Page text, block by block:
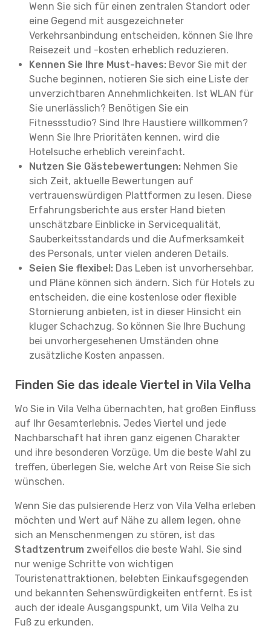
Wenn Sie sich für einen zentralen Standort oder
eine Gegend mit ausgezeichneter
Verkehrsanbindung entscheiden, können Sie Ihre
Reisezeit und -kosten erheblich reduzieren.
Kennen Sie Ihre Must-haves: Bevor Sie mit der
Suche beginnen, notieren Sie sich eine Liste der
unverzichtbaren Annehmlichkeiten. Ist WLAN für
Sie unerlässlich? Benötigen Sie ein
Fitnessstudio? Sind Ihre Haustiere willkommen?
Wenn Sie Ihre Prioritäten kennen, wird die
Hotelsuche erheblich vereinfacht.
Nutzen Sie Gästebewertungen: Nehmen Sie
sich Zeit, aktuelle Bewertungen auf
vertrauenswürdigen Plattformen zu lesen. Diese
Erfahrungsberichte aus erster Hand bieten
unschätzbare Einblicke in Servicequalität,
Sauberkeitsstandards und die Aufmerksamkeit
des Personals, unter vielen anderen Details.
Seien Sie flexibel: Das Leben ist unvorhersehbar,
und Pläne können sich ändern. Sich für Hotels zu
entscheiden, die eine kostenlose oder flexible
Stornierung anbieten, ist in dieser Hinsicht ein
kluger Schachzug. So können Sie Ihre Buchung
bei unvorhergesehenen Umständen ohne
zusätzliche Kosten anpassen.
Finden Sie das ideale Viertel in Vila Velha
Wo Sie in Vila Velha übernachten, hat großen Einfluss
auf Ihr Gesamterlebnis. Jedes Viertel und jede
Nachbarschaft hat ihren ganz eigenen Charakter
und ihre besonderen Vorzüge. Um die beste Wahl zu
treffen, überlegen Sie, welche Art von Reise Sie sich
wünschen.
Wenn Sie das pulsierende Herz von Vila Velha erleben
möchten und Wert auf Nähe zu allem legen, ohne
sich an Menschenmengen zu stören, ist das
Stadtzentrum zweifellos die beste Wahl. Sie sind
nur wenige Schritte von wichtigen
Touristenattraktionen, belebten Einkaufsgegenden
und bekannten Sehenswürdigkeiten entfernt. Es ist
auch der ideale Ausgangspunkt, um Vila Velha zu
Fuß zu erkunden.